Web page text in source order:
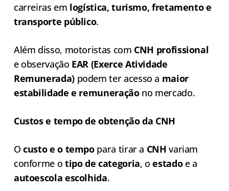
carreiras em logística, turismo, fretamento e
transporte público.
Além disso, motoristas com CNH profissional
e observação EAR (Exerce Atividade
Remunerada)podem ter acesso a maior
estabilidade e remuneraçãono mercado.
Custos e tempo de obtenção da CNH
Ocusto e o tempopara tirar a CNH variam
conforme o tipo de categoria, oestadoe a
autoescola escolhida.